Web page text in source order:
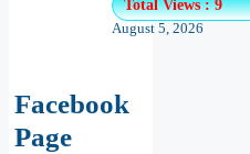
Total Views : 9
August 5, 2026
Facebook
Page